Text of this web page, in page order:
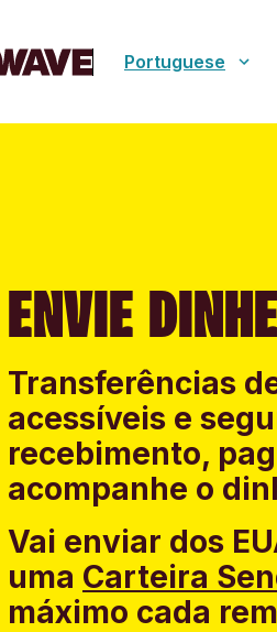
Portuguese
ENVIE
Transferências
acessíveis e
recebimento,
acompanhe o
Vai enviar dos
uma Carteira
máximo cada